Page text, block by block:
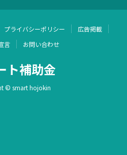
プライバシーポリシー
広告掲載
言
お問い合わせ
ト補助金
© smart hojokin